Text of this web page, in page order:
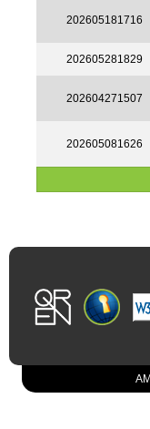
202605181716
202605281829
202604271507
202605081626